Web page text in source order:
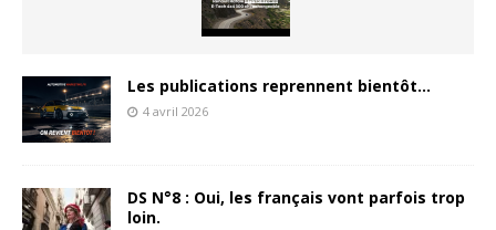
Les publications reprennent bientôt…
4 avril 2026
DS N°8 : Oui, les français vont parfois trop
loin.